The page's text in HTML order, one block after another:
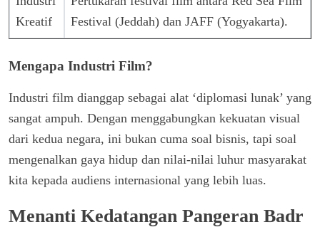
Kreatif
Festival (Jeddah) dan JAFF (Yogyakarta).
Mengapa Industri Film?
Industri film dianggap sebagai alat ‘diplomasi lunak’ yang
sangat ampuh. Dengan menggabungkan kekuatan visual
dari kedua negara, ini bukan cuma soal bisnis, tapi soal
mengenalkan gaya hidup dan nilai-nilai luhur masyarakat
kita kepada audiens internasional yang lebih luas.
Menanti Kedatangan Pangeran Badr